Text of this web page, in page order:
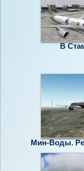
В
Мин-Воды.